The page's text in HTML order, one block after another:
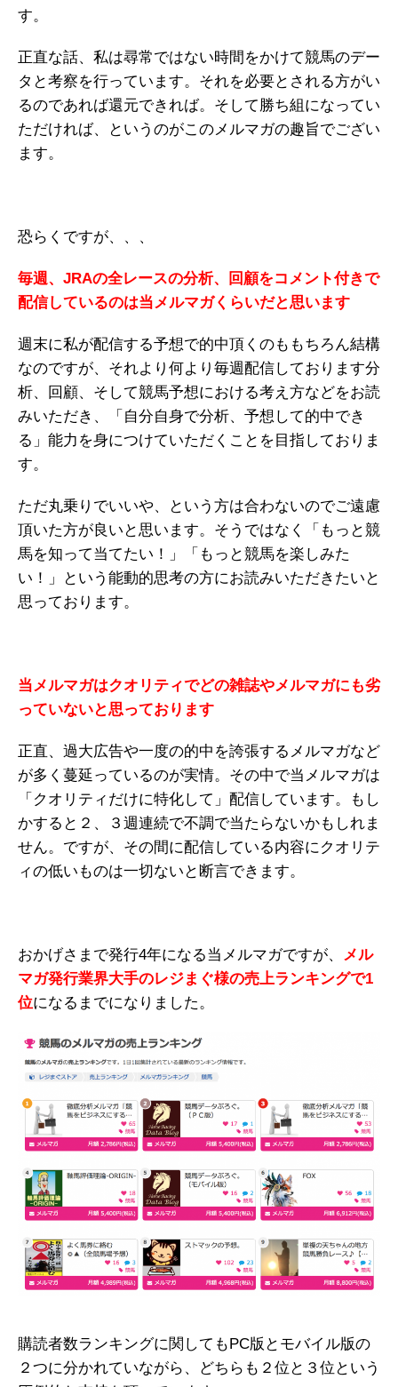
す。
正直な話、私は尋常ではない時間をかけて競馬のデー
タと考察を行っています。それを必要とされる方がい
るのであれば還元できれば。そして勝ち組になってい
ただければ、というのがこのメルマガの趣旨でござい
ます。
恐らくですが、、、
毎週、JRAの全レースの分析、回顧をコメント付きで
配信しているのは当メルマガくらいだと思います
週末に私が配信する予想で的中頂くのももちろん結構
なのですが、それより何より毎週配信しております分
析、回顧、そして競馬予想における考え方などをお読
みいただき、「自分自身で分析、予想して的中でき
る」能力を身につけていただくことを目指しておりま
す。
ただ丸乗りでいいや、という方は合わないのでご遠慮
頂いた方が良いと思います。そうではなく「もっと競
馬を知って当てたい！」「もっと競馬を楽しみた
い！」という能動的思考の方にお読みいただきたいと
思っております。
当メルマガはクオリティでどの雑誌やメルマガにも劣
っていないと思っております
正直、過大広告や一度の的中を誇張するメルマガなど
が多く蔓延っているのが実情。その中で当メルマガは
「クオリティだけに特化して」配信しています。もし
かすると２、３週連続で不調で当たらないかもしれま
せん。ですが、その間に配信している内容にクオリテ
ィの低いものは一切ないと断言できます。
おかげさまで発行4年になる当メルマガですが、 メル
マガ発行業界大手のレジまぐ様の売上ランキングで1
位になるまでになりました。
購読者数ランキングに関してもPC版とモバイル版の
２つに分かれていながら、どちらも２位と３位という